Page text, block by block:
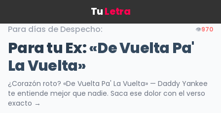
TuLetra
Para días de Despecho: 👁️970
Para tu Ex:«De Vuelta Pa'
La Vuelta»
¿Corazón roto? «De Vuelta Pa' La Vuelta» — Daddy Yankee
te entiende mejor que nadie. Saca ese dolor con el verso
exacto →